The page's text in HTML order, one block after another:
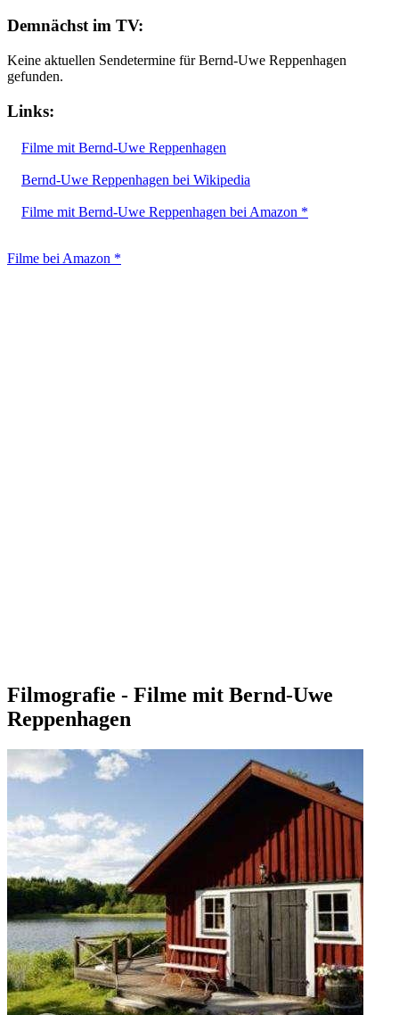
Demnächst im TV:
Keine aktuellen Sendetermine für Bernd-Uwe Reppenhagen
gefunden.
Links:
Filme mit Bernd-Uwe Reppenhagen
Bernd-Uwe Reppenhagen bei Wikipedia
Filme mit Bernd-Uwe Reppenhagen bei Amazon *
Filme bei Amazon *
Filmografie - Filme mit Bernd-Uwe
Reppenhagen